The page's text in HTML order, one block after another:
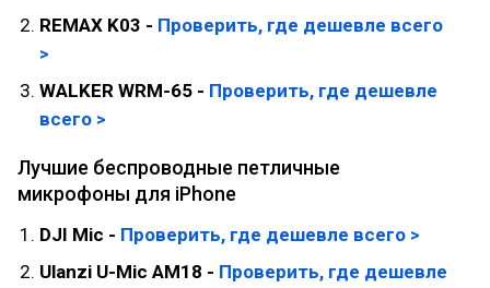
REMAX K03 - Проверить, где дешевле всего
>
WALKER WRM-65 - Проверить, где дешевле
всего >
Лучшие беспроводные петличные
микрофоны для iPhone
DJI Mic - Проверить, где дешевле всего >
Ulanzi U-Mic AM18 - Проверить, где дешевле